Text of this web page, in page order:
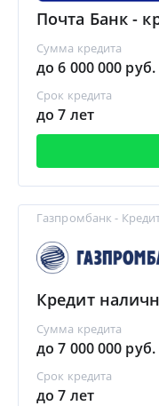
Почта Банк -
Сумма кредита
до 6 000 000 руб.
Срок кредита
до 7 лет
Газпромбанк -
Кредит
Сумма кредита
до 7 000 000 руб.
Срок кредита
до 7 лет